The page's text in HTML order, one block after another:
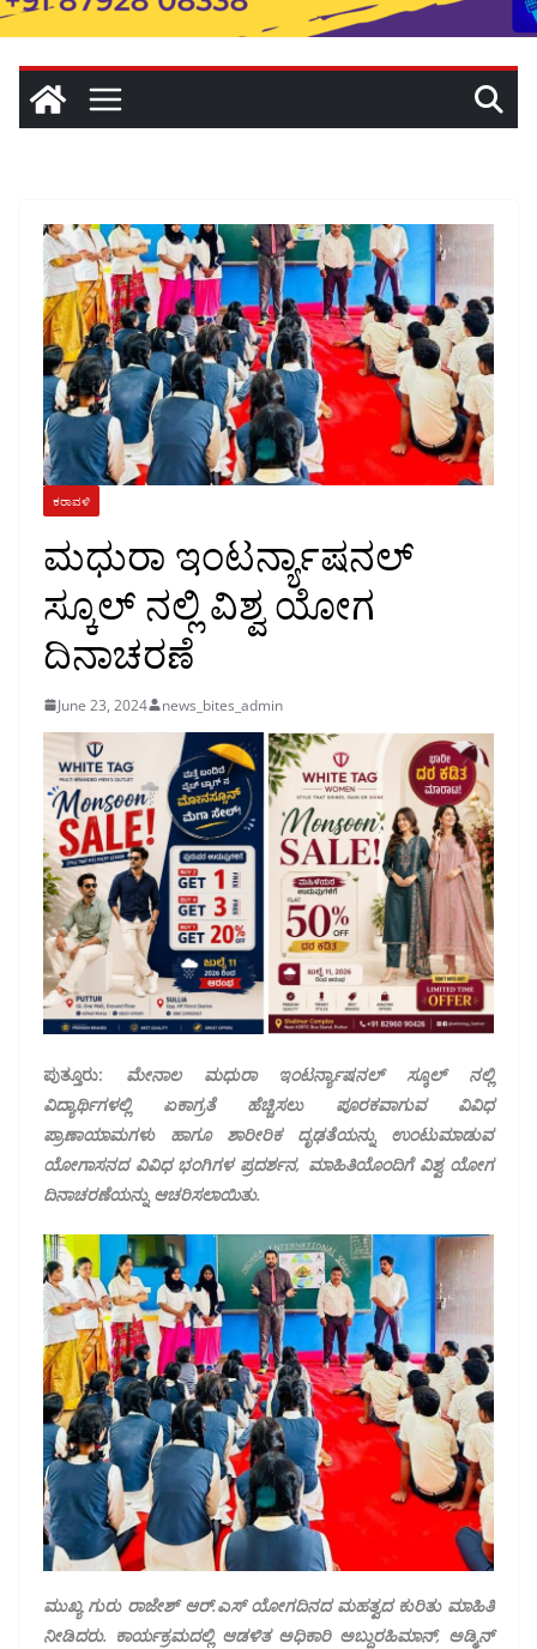
ಕರಾವಳಿ
ಮಧುರಾ ಇಂಟರ್ನ್ಯಾಷನಲ್
ಸ್ಕೂಲ್ ನಲ್ಲಿ ವಿಶ್ವ ಯೋಗ
ದಿನಾಚರಣೆ
June 23, 2024 news_bites_admin
ಪುತ್ತೂರು: ಮೇನಾಲ
ಮಧುರಾ ಇಂಟರ್ನ್ಯಾಷನಲ್ ಸ್ಕೂಲ್ ನಲ್ಲಿ
ವಿದ್ಯಾರ್ಥಿಗಳಲ್ಲಿ ಏಕಾಗ್ರತೆ ಹೆಚ್ಚಿಸಲು ಪೂರಕವಾಗುವ ವಿವಿಧ
ಪ್ರಾಣಾಯಾಮಗಳು ಹಾಗೂ ಶಾರೀರಿಕ ದೃಢತೆಯನ್ನು ಉಂಟುಮಾಡುವ
ಯೋಗಾಸನದ ವಿವಿಧ ಭಂಗಿಗಳ ಪ್ರದರ್ಶನ, ಮಾಹಿತಿಯೊಂದಿಗೆ ವಿಶ್ವ ಯೋಗ
ದಿನಾಚರಣೆಯನ್ನು ಆಚರಿಸಲಾಯಿತು.
ಮುಖ್ಯ ಗುರು ರಾಜೇಶ್ ಆರ್.ಎಸ್ ಯೋಗದಿನದ ಮಹತ್ವದ ಕುರಿತು ಮಾಹಿತಿ
ನೀಡಿದರು. ಕಾರ್ಯಕ್ರಮದಲ್ಲಿ ಆಡಳಿತ ಅಧಿಕಾರಿ ಅಬ್ದುರಹಿಮಾನ್, ಅಡ್ಮಿನ್